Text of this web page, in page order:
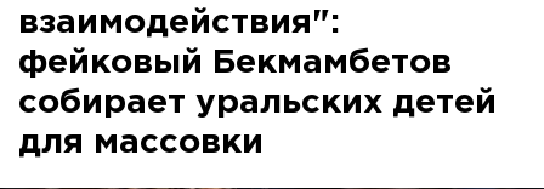
взаимодействия":
фейковый Бекмамбетов
собирает уральских детей
для массовки